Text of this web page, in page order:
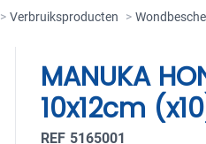
> Verbruiksproducten >
MANUKA
10x12cm
REF 5165001